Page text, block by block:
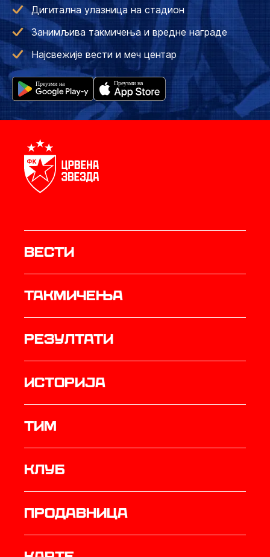
Дигитална улазница на стадион
Занимљива такмичења и вредне награде
Најсвежије вести и меч центар
Вести
Такмичења
резултати
историја
ТИМ
Клуб
продавница